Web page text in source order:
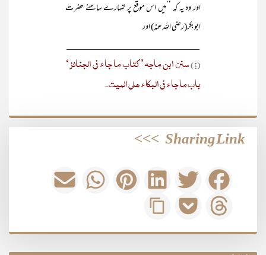
اور وہ یہ کہ ’’میں اس موقع پر تمہارے سامنے حضرت
ابوبکر(رضی اللہ عنہ) اور
____________________________
(۱) سنن ابن ماجہ’ کتاب ما جاء فی الجنائز‘
باب ما جاء فی البکاء علی المیت۔
Sharing Link
>>>